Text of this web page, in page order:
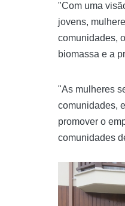
"Com uma
jovens,
comunidades,
biomassa e a
"As mulheres
comunidades,
promover o
comunidades